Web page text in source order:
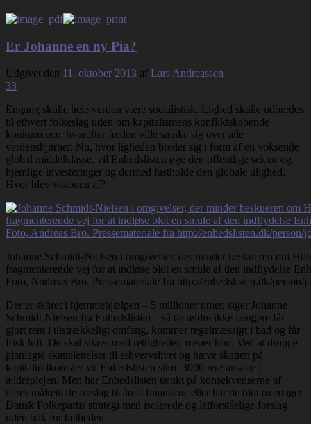
Er Johanne en ny Pia?
Udgivet den 11. oktober 2013 af Lars Andreassen
33
Engang skulle hele verden være socialistisk. Lighed skulle udbredes
til ethvert folkeslag uden om kapitalismens konfliktskabende
konkurrence, hvorefter freden ville sænke sig over alle
verdenshjørner. Nu, hvor ligheden breder sig i form af en voksende
global middelklasse, vil Enhedslisten øge den offentlige sektor og
hjemlige investeringer og dermed fastholde den globale ulighed.
Hvor blev visionen af?
Johanne Schmidt-Nielsen i omgivelser, der minder beskueren om
fragmenterende vej for at indløse blot en smule af den indflydelse
Foto, Andreas Bro. Pressemateriale fra http://enhedslisten.dk/person/
Der er skåret i hjemmehjælpen – 5 millioner timer, siger Johanne
Schmidt Nielsen fra Enhedslisten – så de ældre ikke længere får
gjort rent i tilstrækkeligt omfang, kommer regelmæssigt i bad og får
frisk luft. De skal sikres med rettigheder, mener hun. Ved at droppe
planlagte skattelettelser til erhvervslivet og hæve skatten på
kapitalindkomster vil Enhedslisten sikre 3000 nye ansatte i
ældreplejen. Men har Enhedslisten tænkt på konsekvenserne af
deres målrettede forslag til årets finanslov, eller har de blot overtaget
Dansk Folkepartis strategi med isolerede og letforståelige forslag
uden blik for helheden.